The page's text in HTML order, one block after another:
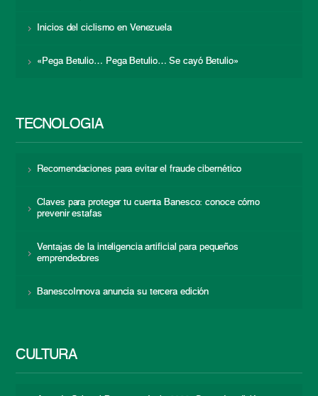
Inicios del ciclismo en Venezuela
«Pega Betulio… Pega Betulio… Se cayó Betulio»
TECNOLOGÍA
Recomendaciones para evitar el fraude cibernético
Claves para proteger tu cuenta Banesco: conoce cómo
prevenir estafas
Ventajas de la inteligencia artificial para pequeños
emprendedores
BanescoInnova anuncia su tercera edición
CULTURA